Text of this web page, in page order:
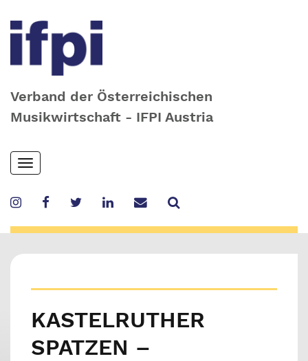
Verband der Österreichischen
Musikwirtschaft - IFPI Austria
Skip
to
content
Toggle
navigation
KASTELRUTHER
SPATZEN –